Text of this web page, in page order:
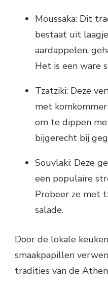
Moussaka: Dit
bestaat uit
aardappelen,
Het is een ware
Tzatziki: Deze
met
om te dippen
bijgerecht bij
Souvlaki: Deze
een populaire
Probeer ze met
salade.
Door de lokale
smaakpapillen
tradities van de